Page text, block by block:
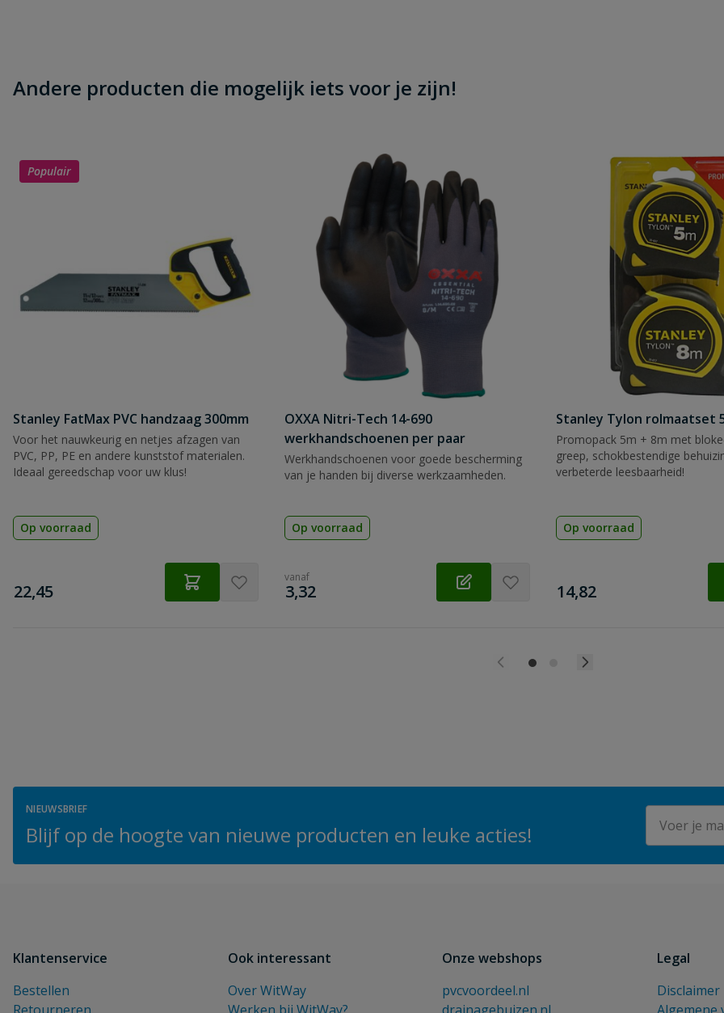
Andere producten die mogelijk iets voor je zijn!
Populair
Stanley FatMax PVC handzaag 300mm
Voor het nauwkeurig en netjes afzagen van
PVC, PP, PE en andere kunststof materialen.
Ideaal gereedschap voor uw klus!
Op voorraad
€
22,45
OXXA Nitri-Tech 14-690
werkhandschoenen per paar
Werkhandschoenen voor goede bescherming
van je handen bij diverse werkzaamheden.
Op voorraad
vanaf
€
3,32
Stanley Tylon rolmaatset
Promopack 5m + 8m met
greep, schokbestendige
verbeterde leesbaarheid!
Op voorraad
€
14,82
NIEUWSBRIEF
Blijf op de hoogte van nieuwe producten en leuke acties!
Klantenservice
Bestellen
Ook interessant
Over WitWay
Onze webshops
pvcvoordeel.nl
Legal
Disclaimer